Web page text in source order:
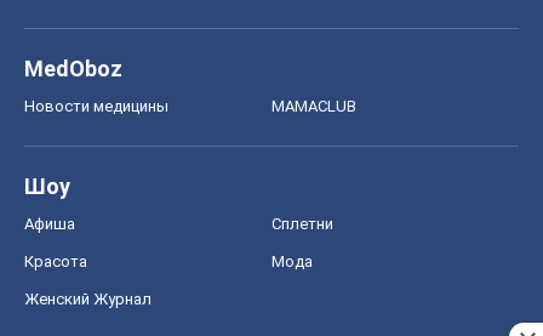
MedOboz
Новости медицины MAMACLUB
Шоу
Афиша Сплетни
Красота Мода
Женский Журнал